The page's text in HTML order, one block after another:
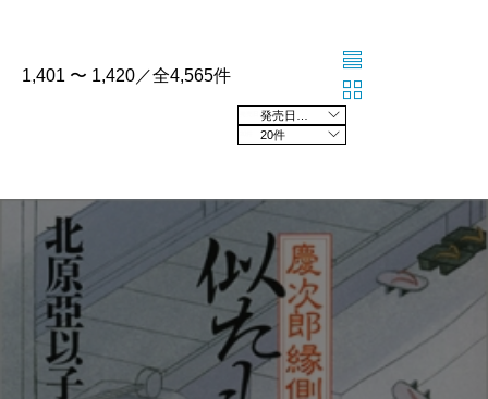
1,401 〜 1,420／全4,565件
20件